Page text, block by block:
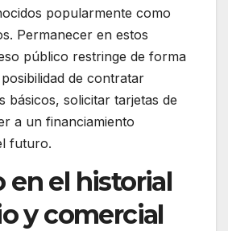
popularmente como
Permanecer en estos
público restringe de forma
de contratar
básicos, solicitar tarjetas de
a un financiamiento
futuro.
en el historial
y comercial